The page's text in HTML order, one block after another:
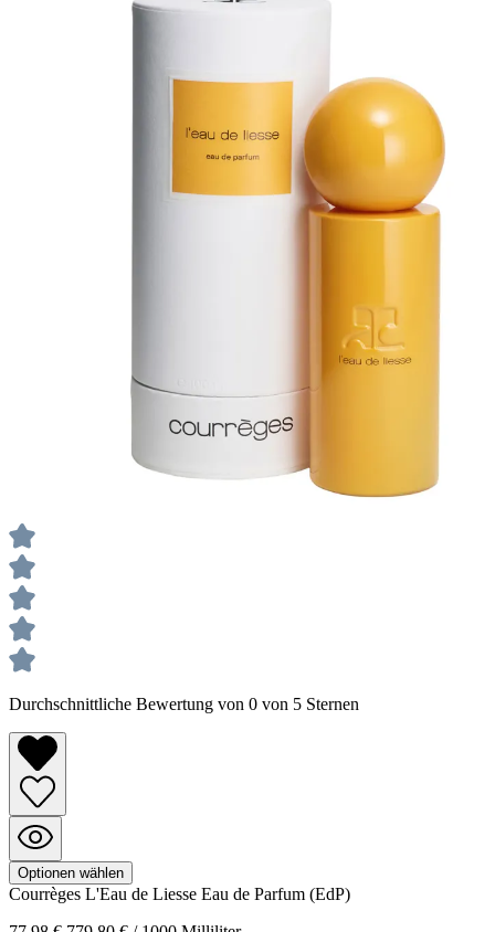
Durchschnittliche Bewertung von 0 von 5 Sternen
Optionen wählen
Courrèges L'Eau de Liesse Eau de Parfum (EdP)